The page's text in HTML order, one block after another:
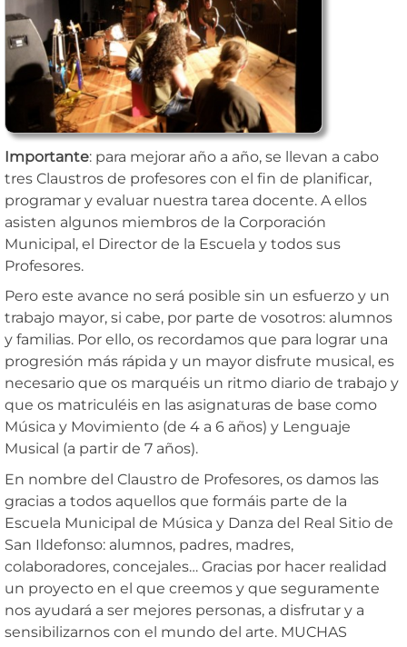
Importante: para mejorar año a año, se llevan a cabo
tres Claustros de profesores con el fin de planificar,
programar y evaluar nuestra tarea docente. A ellos
asisten algunos miembros de la Corporación
Municipal, el Director de la Escuela y todos sus
Profesores.
Pero este avance no será posible sin un esfuerzo y un
trabajo mayor, si cabe, por parte de vosotros: alumnos
y familias. Por ello, os recordamos que para lograr una
progresión más rápida y un mayor disfrute musical, es
necesario que os marquéis un ritmo diario de trabajo y
que os matriculéis en las asignaturas de base como
Música y Movimiento (de 4 a 6 años) y Lenguaje
Musical (a partir de 7 años).
En nombre del Claustro de Profesores, os damos las
gracias a todos aquellos que formáis parte de la
Escuela Municipal de Música y Danza del Real Sitio de
San Ildefonso: alumnos, padres, madres,
colaboradores, concejales… Gracias por hacer realidad
un proyecto en el que creemos y que seguramente
nos ayudará a ser mejores personas, a disfrutar y a
sensibilizarnos con el mundo del arte. MUCHAS